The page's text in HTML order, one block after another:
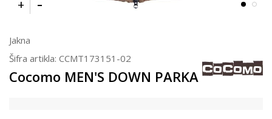
Jakna
Šifra artikla: CCMT173151-02
Cocomo MEN'S DOWN PARKA